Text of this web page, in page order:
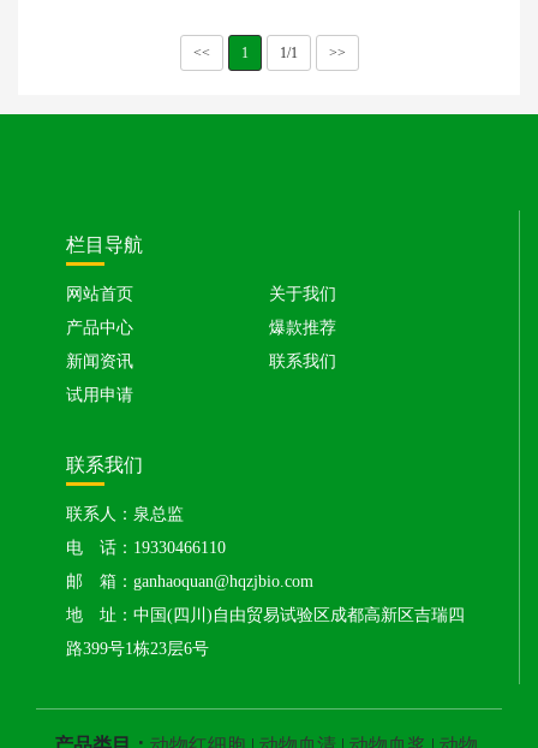
<< 1 1/1 >>
栏目导航
网站首页
关于我们
产品中心
爆款推荐
新闻资讯
联系我们
试用申请
联系我们
联系人：泉总监
电 话：19330466110
邮 箱：ganhaoquan@hqzjbio.com
地 址：中国(四川)自由贸易试验区成都高新区吉瑞四
路399号1栋23层6号